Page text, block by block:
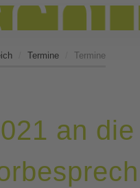
Termine Termine
an